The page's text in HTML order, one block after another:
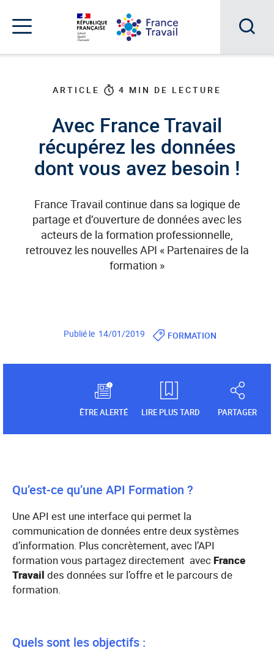
menu
contenu
pied
Menu
ARTICLE 4 MIN DE LECTURE
Avec France Travail
récupérez les données
dont vous avez besoin !
France Travail continue dans sa logique de
partage et d’ouverture de données avec les
acteurs de la formation professionnelle,
retrouvez les nouvelles API « Partenaires de la
formation »
Publié le 14/01/2019 FORMATION
ÊTRE ALERTÉ LIRE PLUS TARD PARTAGER
Qu’est-ce qu’une API Formation ?
Une API est une interface qui permet la
communication de données entre deux systèmes
d’information. Plus concrètement, avec l’API
formation vous partagez directement avec France
Travail des données sur l’offre et le parcours de
formation.
Quels sont les objectifs :